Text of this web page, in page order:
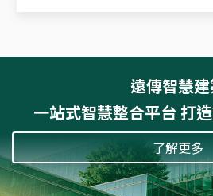
遠傳智慧
一站式智慧整合平台 打
了解更多